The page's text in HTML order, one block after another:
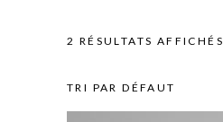
2 RÉSULTATS AFFICHÉS
TRI PAR DÉFAUT